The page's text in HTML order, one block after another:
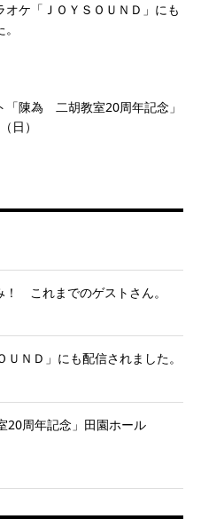
ケ「ＪＯＹＳＯＵＮＤ」にも
「陳為 二胡教室20周年記念」
日）
これまでのゲストさん。
ＮＤ」にも配信されました。
周年記念」田園ホール